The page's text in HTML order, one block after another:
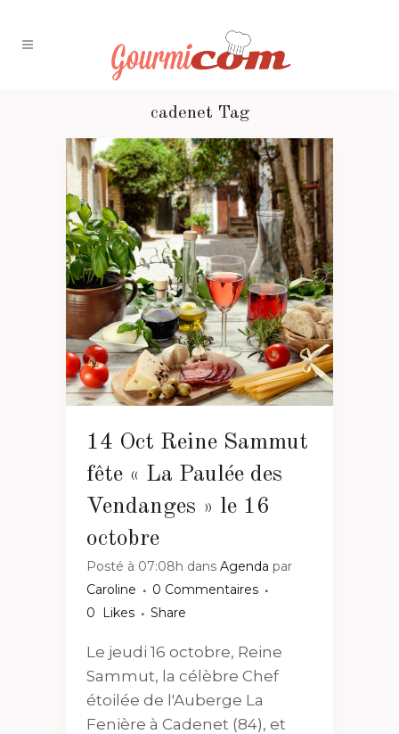
cadenet Tag
14 Oct Reine Sammut
fête « La Paulée des
Vendanges » le 16
octobre
Posté à 07:08h dans Agenda par
Caroline
0 Commentaires
0
Likes Share
Le jeudi 16 octobre, Reine
Sammut, la célèbre Chef
étoilée de l'Auberge La
Fenière à Cadenet (84), et